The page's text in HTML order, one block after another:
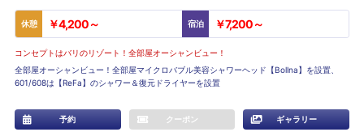
休憩 ￥4,200～ 宿泊 ￥7,200～
コンセプトはバリのリゾート！全部屋オーシャンビュー！
全部屋オーシャンビュー！全部屋マイクロバブル美容シャワーヘッド【Bollna】を設置、
601/608は【ReFa】のシャワー＆復元ドライヤーを設置
予約 クーポン ギャラリー